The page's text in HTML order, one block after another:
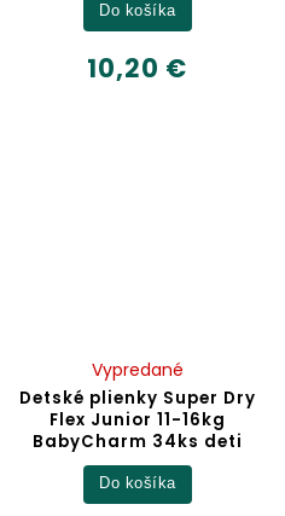
10,20 €
Do košíka
Detské plienky Super Dry
Flex Junior 11-16kg
BabyCharm 34ks deti
Vypredané
Do košíka